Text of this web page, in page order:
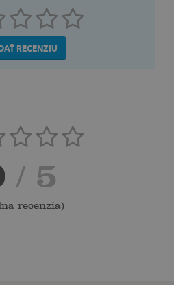
RECENZIU
/ 5
recenzia)